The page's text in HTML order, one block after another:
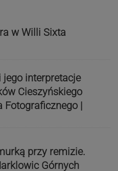
w Willi Sixta
jego interpretacje
Cieszyńskiego
Fotograficznego |
przy remizie.
Górnych